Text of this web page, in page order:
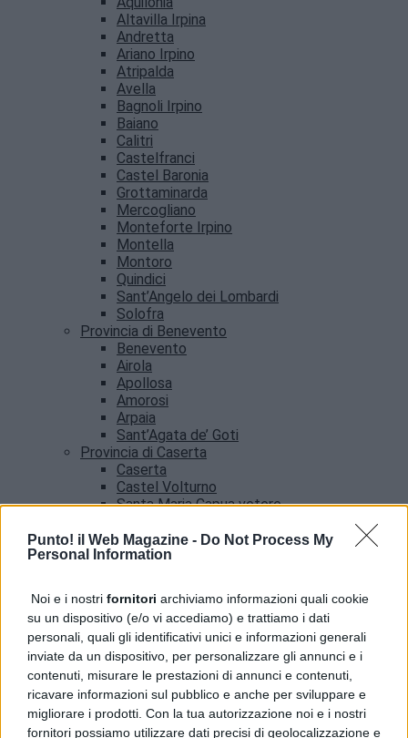
Punto! il Web Magazine - Do Not Process My
Personal Information
Noi e i nostri fornitori archiviamo informazioni quali cookie
su un dispositivo (e/o vi accediamo) e trattiamo i dati
personali, quali gli identificativi unici e informazioni generali
inviate da un dispositivo, per personalizzare gli annunci e i
contenuti, misurare le prestazioni di annunci e contenuti,
ricavare informazioni sul pubblico e anche per sviluppare e
migliorare i prodotti. Con la tua autorizzazione noi e i nostri
fornitori possiamo utilizzare dati precisi di geolocalizzazione e
Altavilla Irpina
Andretta
Ariano Irpino
Atripalda
Avella
Bagnoli Irpino
Baiano
Calitri
Castelfranci
Castel Baronia
Grottaminarda
Mercogliano
Monteforte Irpino
Montella
Montoro
Quindici
Sant’Angelo dei Lombardi
Solofra
Provincia di Benevento
Benevento
Airola
Apollosa
Amorosi
Arpaia
Sant’Agata de’ Goti
Provincia di Caserta
Caserta
Castel Volturno
Santa Maria Capua vetere
Salerno
Agropoli
Angri
Castellabate
News